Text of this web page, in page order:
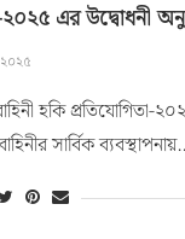
২০২৫ এর উদ্বোধনী
হকি প্রতিযোগিতা-
সার্বিক